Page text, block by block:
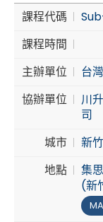
Broadcast
Cybersecurity
課程代碼
課程時間
主辦單位
台
協辦單位
川
司
城市
新
地點
集
(新